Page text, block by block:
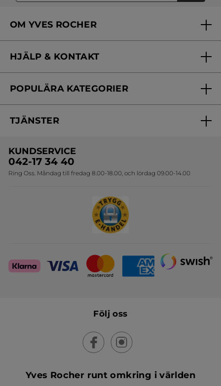
OM YVES ROCHER
Vårt engagemang
Skönhetstips
HJÄLP & KONTAKT
Kontakta oss
Online prislista
POPULÄRA KATEGORIER
Erbjudanden
Travelsize
Sets
TJÄNSTER
Onlineprislista för postorder
KUNDSERVICE
042-17 34 40
Ring Oss. Måndag till fredag 8.00-18.00, och lördag 09.00-14.00
Följ oss
Yves Rocher runt omkring i världen